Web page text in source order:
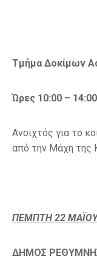
Τμήμα Δοκίμων
Ώρες 10:00 – 14:00
Ανοιχτός για το
από την Μάχη της
ΠΕΜΠΤΗ 22
ΔΗΜΟΣ